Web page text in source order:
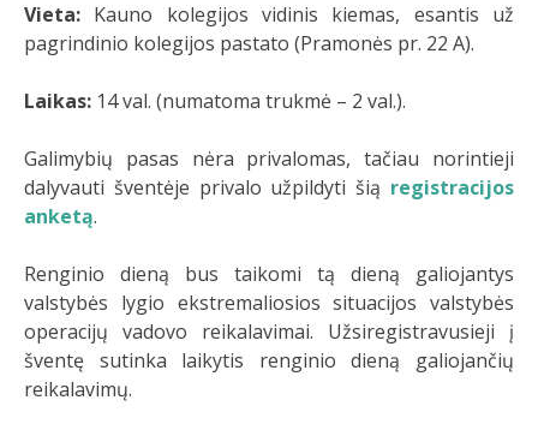
Vieta: Kauno kolegijos vidinis kiemas, esantis už
pagrindinio kolegijos pastato (Pramonės pr. 22 A).
Laikas: 14 val. (numatoma trukmė – 2 val.).
Galimybių pasas nėra privalomas, tačiau norintieji
dalyvauti šventėje privalo užpildyti šią registracijos
anketą.
Renginio dieną bus taikomi tą dieną galiojantys
valstybės lygio ekstremaliosios situacijos valstybės
operacijų vadovo reikalavimai. Užsiregistravusieji į
šventę sutinka laikytis renginio dieną galiojančių
reikalavimų.